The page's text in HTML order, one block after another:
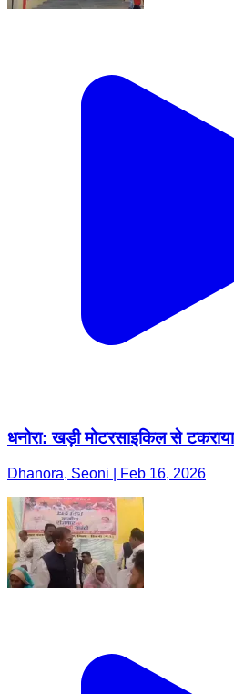
धनोरा: खड़ी मोटरसाइकिल से
Dhanora, Seoni | Feb 16, 2026